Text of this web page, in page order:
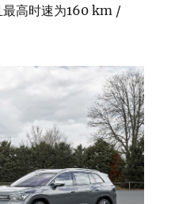
最高时速为160 km /